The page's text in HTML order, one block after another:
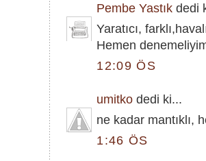
Pembe Yastık dedi
Yaratıcı,
Hemen
12:09 ÖS
umitko dedi ki...
ne kadar mantıklı,
1:46 ÖS